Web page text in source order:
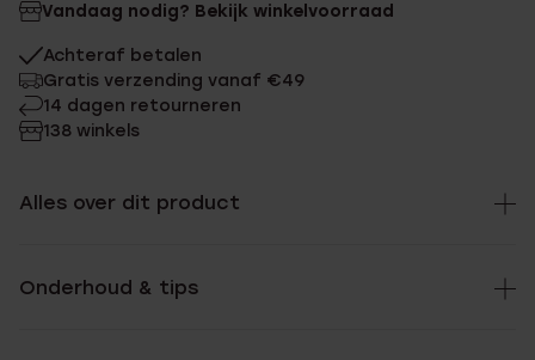
Vandaag nodig? Bekijk winkelvoorraad
Achteraf betalen
Gratis verzending vanaf €49
14 dagen retourneren
138 winkels
Alles over dit product
Onderhoud & tips